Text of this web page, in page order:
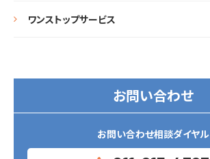
ワンストップサービス
お問い合わせ
お問い合わせ相談ダイヤル